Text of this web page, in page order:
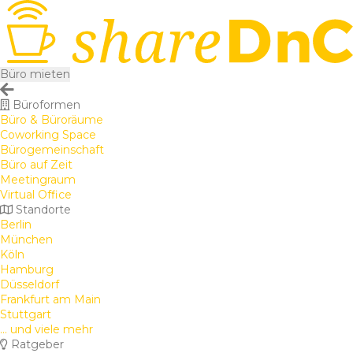
Büro mieten
Büroformen
Büro & Büroräume
Coworking Space
Bürogemeinschaft
Büro auf Zeit
Meetingraum
Virtual Office
Standorte
Berlin
München
Köln
Hamburg
Düsseldorf
Frankfurt am Main
Stuttgart
... und viele mehr
Ratgeber